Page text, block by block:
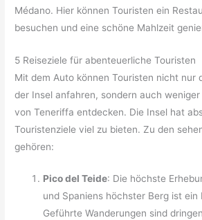
Médano. Hier können Touristen ein
besuchen und eine schöne Mahlzeit
5 Reiseziele für abenteuerliche Touristen
Mit dem Auto können Touristen nicht nur
der Insel anfahren, sondern auch
von Teneriffa entdecken. Die Insel hat
Touristenziele viel zu bieten. Zu den
gehören:
Pico del Teide: Die höchste
und Spaniens höchster Berg ist ein
Geführte Wanderungen sind